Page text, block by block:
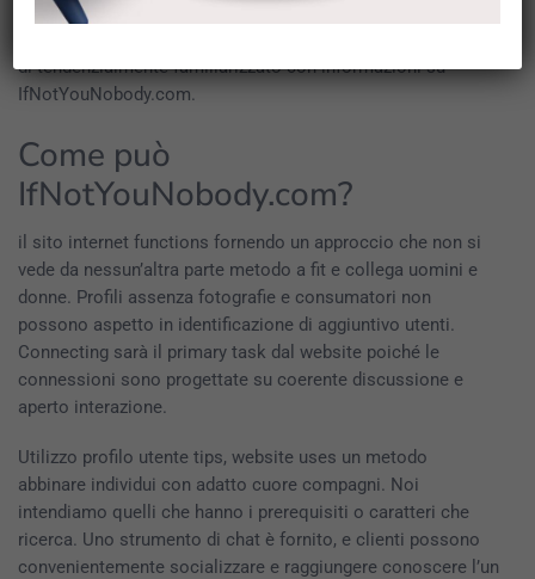
questo sito di incontri, continua a leggere questo post del
di tendenzialmente familiarizzato con informazioni su
IfNotYouNobody.com.
Come può
IfNotYouNobody.com?
il sito internet functions fornendo un approccio che non si
vede da nessun’altra parte metodo a fit e collega uomini e
donne. Profili assenza fotografie e consumatori non
possono aspetto in identificazione di aggiuntivo utenti.
Connecting sarà il primary task dal website poiché le
connessioni sono progettate su coerente discussione e
aperto interazione.
Utilizzo profilo utente tips, website uses un metodo
abbinare individui con adatto cuore compagni. Noi
intendiamo quelli che hanno i prerequisiti o caratteri che
ricerca. Uno strumento di chat è fornito, e clienti possono
convenientemente socializzare e raggiungere conoscere l’un